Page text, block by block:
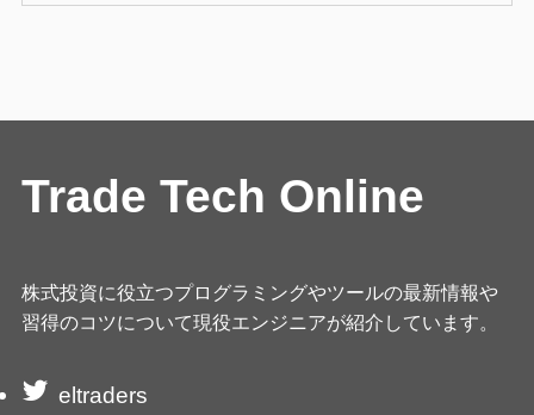
Trade Tech Online
株式投資に役立つプログラミングやツールの最新情報や
習得のコツについて現役エンジニアが紹介しています。
eltraders